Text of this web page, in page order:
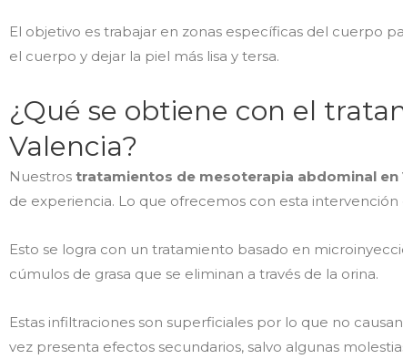
El objetivo es trabajar en zonas específicas del cuerpo
el cuerpo y dejar la piel más lisa y tersa.
¿Qué se obtiene con el
Valencia?
Nuestros tratamientos de mesoterapia abdominal en
de experiencia. Lo que ofrecemos con esta
Esto se logra con un tratamiento basado en
cúmulos de grasa que se eliminan a través de la orina.
Estas infiltraciones son superficiales por lo que no
vez presenta efectos secundarios, salvo algunas